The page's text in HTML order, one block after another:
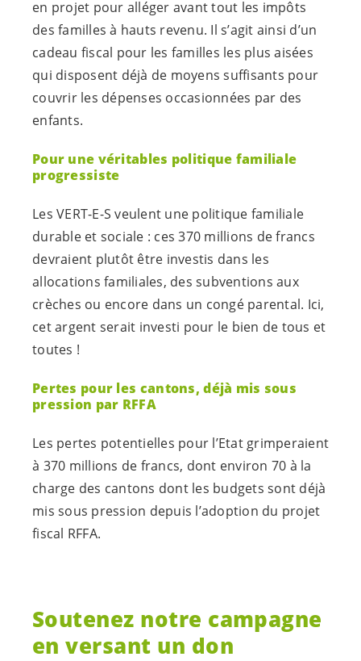
en projet pour alléger avant tout les impôts
des familles à hauts revenu. Il s’agit ainsi d’un
cadeau fiscal pour les familles les plus aisées
qui disposent déjà de moyens suffisants pour
couvrir les dépenses occasionnées par des
enfants.
Pour une véritables politique familiale
progressiste
Les VERT-E-S veulent une politique familiale
durable et sociale : ces 370 millions de francs
devraient plutôt être investis dans les
allocations familiales, des subventions aux
crèches ou encore dans un congé parental. Ici,
cet argent serait investi pour le bien de tous et
toutes !
Pertes pour les cantons, déjà mis sous
pression par RFFA
Les pertes potentielles pour l’Etat grimperaient
à 370 millions de francs, dont environ 70 à la
charge des cantons dont les budgets sont déjà
mis sous pression depuis l’adoption du projet
fiscal RFFA.
Soutenez notre campagne
en versant un don